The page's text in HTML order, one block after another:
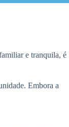
e tranquila, é
Embora a